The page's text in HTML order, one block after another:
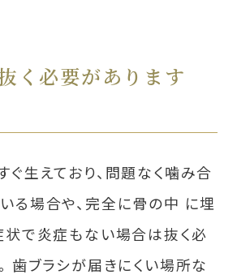
く必要があります
ぐ生えており、問題なく噛み合
る場合や、完全に骨の中 に埋
状で炎症もない場合は抜く必
⻭ブラシが届きにくい場所な